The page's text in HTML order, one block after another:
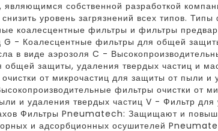
являющимся собственной разработкой
уровень загрязнений всех типов.
коалесцентные фильтры и фильтры
G - Коалесцентные фильтры для общей
в виде аэрозоля C -
общей защиты, удаления твердых частиц и
от микрочастиц для защиты от пыли и
фильтры очистки от
и удаления твердых частиц V - Фильтр
Фильтры Pneumatech: Защищают и
и адсорбционных осушителей